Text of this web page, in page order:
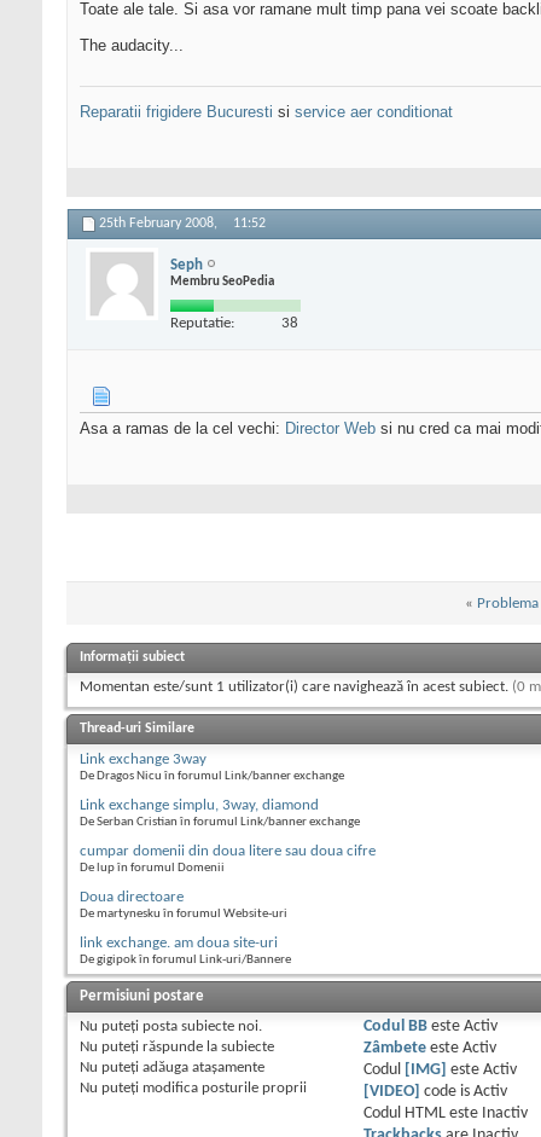
Toate ale tale. Si asa vor ramane mult timp pana vei scoate
The audacity...
Reparatii frigidere Bucuresti si service aer conditionat
25th February 2008, 11:52
Seph
Membru SeoPedia
Reputatie: 38
Asa a ramas de la cel vechi: Director Web si nu cred ca mai
«
Informații subiect
Momentan este/sunt 1 utilizator(i) care navighează în acest subiect. (0
Thread-uri Similare
Link exchange 3way
De Dragos Nicu în forumul Link/banner exchange
Link exchange simplu, 3way, diamond
De Serban Cristian în forumul Link/banner exchange
cumpar domenii din doua litere sau doua cifre
De lup în forumul Domenii
Doua directoare
De martynesku în forumul Website-uri
link exchange. am doua site-uri
De gigipok în forumul Link-uri/Bannere
Permisiuni postare
Nu puteţi posta subiecte noi.
Nu puteţi răspunde la subiecte
Nu puteţi adăuga ataşamente
Nu puteţi modifica posturile proprii
Codul BBeste Activ
Zâmbeteeste Activ
Codul
[IMG] este Activ
[VIDEO]
code is Activ
Codul HTML este
Inactiv